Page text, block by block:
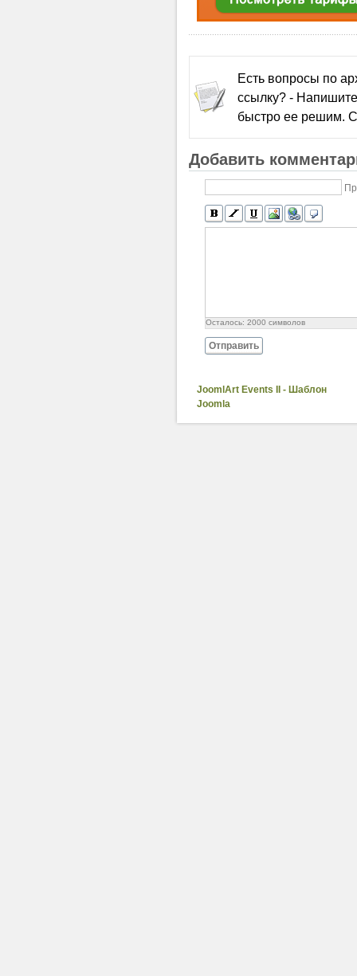
Есть вопросы по
ссылку? -
быстро ее решим.
Добавить
Осталось: 2000 символов
Отправить
JoomlArt Events II - Шаблон
Joomla